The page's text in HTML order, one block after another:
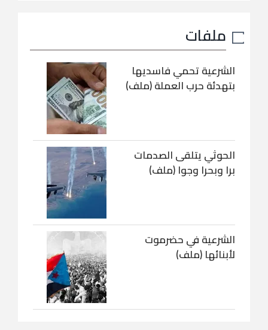
ملفات
الشرعية تحمي فاسديها
بتهدئة حرب العملة (ملف)
الحوثي يتلقى الصدمات
برا وبحرا وجوا (ملف)
الشرعية في حضرموت
لأبنائها (ملف)